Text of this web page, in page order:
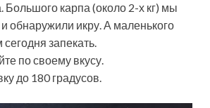
Большого карпа (около 2-х кг) мы
обнаружили икру. А маленького
сегодня запекать.
по своему вкусу.
до 180 градусов.